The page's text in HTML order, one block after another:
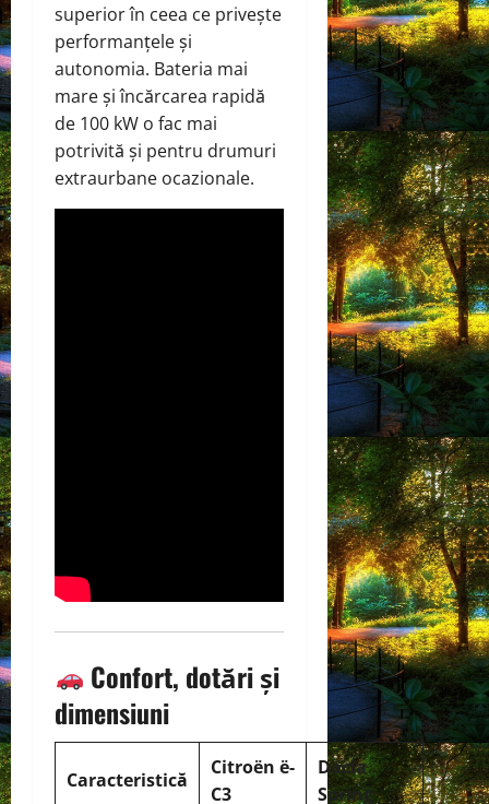
superior în ceea ce privește
performanțele și
autonomia. Bateria mai
mare și încărcarea rapidă
de 100 kW o fac mai
potrivită și pentru drumuri
extraurbane ocazionale.
Confort, dotări și
dimensiuni
Caracteristică
Citroën ë-
C3
Dacia
Spring